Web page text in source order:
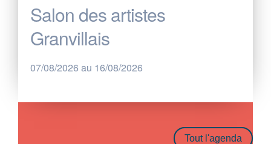
Salon des artistes
Granvillais
07/08/2026 au 16/08/2026
Tout l'agenda